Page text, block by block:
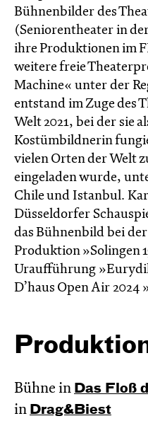
Bühnenbilder des
(Seniorentheater in
ihre Produktionen im
weitere freie
Machine« unter der
entstand im Zuge des
Welt 2021, bei der sie
Kostümbildnerin
vielen Orten der Welt
eingeladen wurde,
Chile und Istanbul.
Düsseldorfer
das Bühnenbild bei
Produktion »Solingen
Uraufführung
D’haus Open Air
Bühne in Das Floß
in Drag&Biest